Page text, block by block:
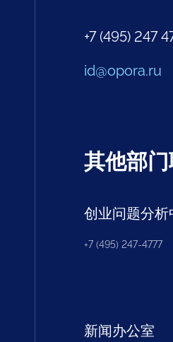
+7 (495) 247
id@opora.ru
其他部
创业问题分析
+7 (495) 247-4777
新闻办公室